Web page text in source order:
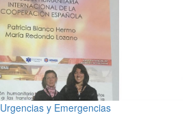
Urgencias y Emergencias